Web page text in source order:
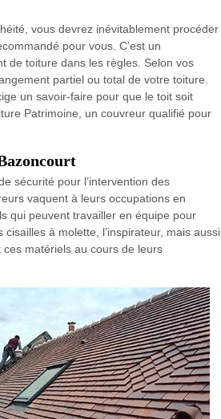
vous devrez inévitablement procéder
pour vous. C’est un
de toiture dans les règles. Selon vos
partiel ou total de votre toiture.
un savoir-faire pour que le toit soit
Patrimoine, un couvreur qualifié pour
sécurité pour l’intervention des
vaquent à leurs occupations en
qui peuvent travailler en équipe pour
à molette, l’inspirateur, mais aussi
matériels au cours de leurs